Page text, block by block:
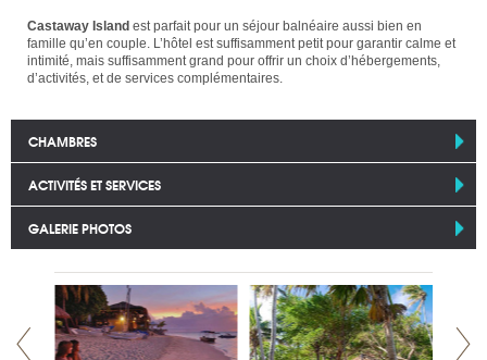
Castaway Island est parfait pour un séjour balnéaire aussi bien en
famille qu’en couple. L’hôtel est suffisamment petit pour garantir calme et
intimité, mais suffisamment grand pour offrir un choix d’hébergements,
d’activités, et de services complémentaires.
CHAMBRES
ACTIVITÉS ET SERVICES
GALERIE PHOTOS